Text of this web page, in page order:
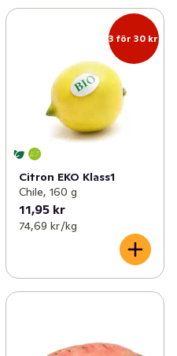
3 för 30 kr
Citron EKO Klass1
Chile, 160 g
11,95 kr
74,69 kr /kg